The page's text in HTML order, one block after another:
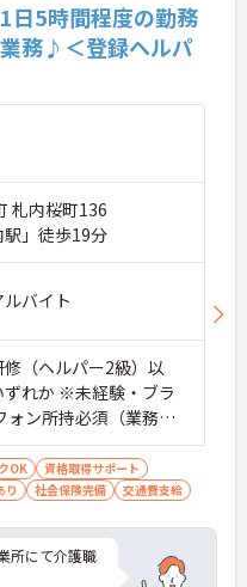
日5時間程度の勤務
務♪＜登録ヘルパ
札内桜町136
駅」徒歩19分
バイト
（ヘルパー2級）以
れか ※未経験・ブラ
ン所持必須（業務に
運転免許必須(AT可)
OK
資格取得サポート
り 社会保険完備 交通費支給
所にて介護職